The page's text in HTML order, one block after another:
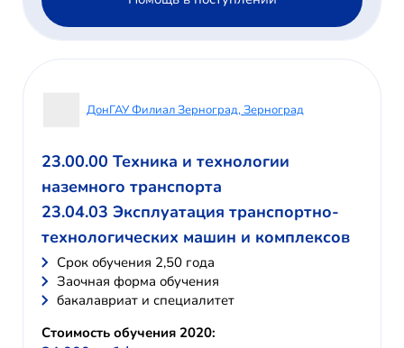
ДонГАУ Филиал Зерноград, Зерноград
23.00.00 Техника и технологии
наземного транспорта
23.04.03 Эксплуатация транспортно-
технологических машин и комплексов
Cрок обучения 2,50 года
Заочная форма обучения
бакалавриат и специалитет
Стоимость обучения 2020: